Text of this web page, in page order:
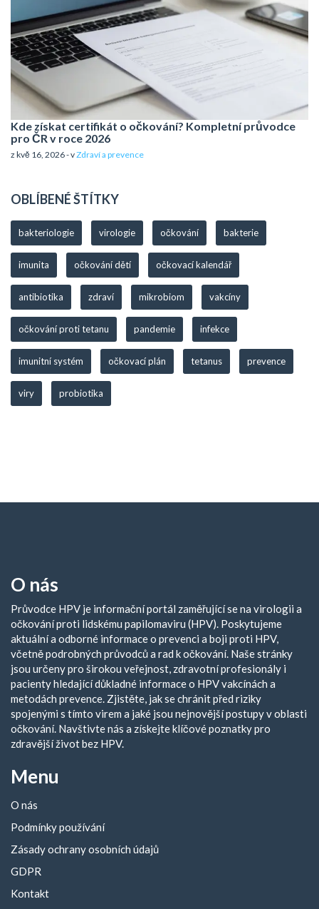
Kde získat certifikát o očkování? Kompletní průvodce
pro ČR v roce 2026
z kvě 16, 2026 - vZdraví a prevence
OBLÍBENÉ ŠTÍTKY
bakteriologie virologie očkování bakterie
imunita očkování dětí očkovací kalendář
antibiotika zdraví mikrobiom vakcíny
očkování proti tetanu pandemie infekce
imunitní systém očkovací plán tetanus prevence
viry probiotika
O nás
Průvodce HPV je informační portál zaměřující se na virologii a
očkování proti lidskému papilomaviru (HPV). Poskytujeme
aktuální a odborné informace o prevenci a boji proti HPV,
včetně podrobných průvodců a rad k očkování. Naše stránky
jsou určeny pro širokou veřejnost, zdravotní profesionály i
pacienty hledající důkladné informace o HPV vakcínách a
metodách prevence. Zjistěte, jak se chránit před riziky
spojenými s tímto virem a jaké jsou nejnovější postupy v oblasti
očkování. Navštivte nás a získejte klíčové poznatky pro
zdravější život bez HPV.
Menu
O nás
Podmínky používání
Zásady ochrany osobních údajů
GDPR
Kontakt